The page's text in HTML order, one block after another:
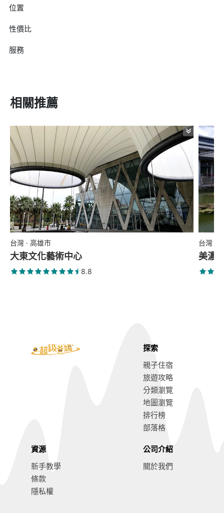
位置
性價比
服務
相關推薦
台灣 · 高雄市
大東文化藝術中心
8.8
台灣 ·
美濃
探索
親子住宿
旅遊攻略
分類瀏覽
地圖瀏覽
排行榜
部落格
資源
新手教學
條款
隱私權
公司介紹
關於我們